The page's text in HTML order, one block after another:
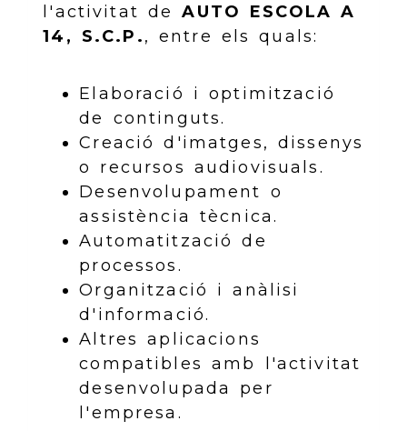
l'activitat deAUTO ESCOLA A
14, S.C.P., entre els quals:
Elaboració i optimització
de continguts.
Creació d'imatges, dissenys
o recursos audiovisuals.
Desenvolupament o
assistència tècnica.
Automatització de
processos.
Organització i anàlisi
d'informació.
Altres aplicacions
compatibles amb l'activitat
desenvolupada per
l'empresa.